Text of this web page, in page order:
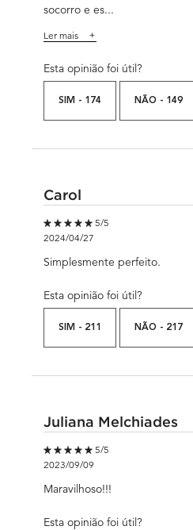
socorro e es...
Ler mais
Esta opinião foi útil?
SIM - 174 NÃO - 149
Carol
5 out of 5 stars.
5/5
2024/04/27
Simplesmente perfeito.
Esta opinião foi útil?
SIM - 211 NÃO - 217
Juliana Melchiades
5 out of 5 stars.
5/5
2023/09/09
Maravilhoso!!!
Esta opinião foi útil?